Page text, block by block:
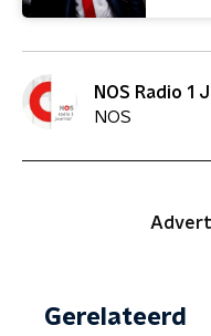
NOS Radio 1
NOS
Gerelateerd